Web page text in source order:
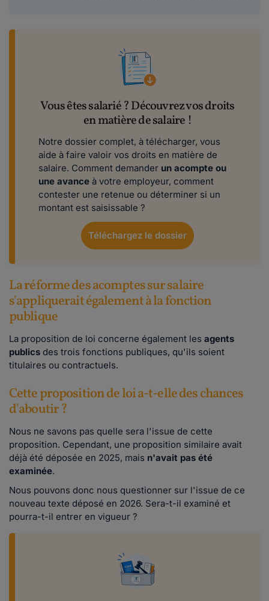
Vous êtes salarié ? Découvrez vos droits
en matière de salaire !
Notre dossier complet, à télécharger, vous
aide à faire valoir vos droits en matière de
salaire. Comment demander un acompte ou
une avance à votre employeur, comment
contester une retenue ou déterminer si un
montant est saisissable ?
Téléchargez le dossier
La réforme des acomptes sur salaire
s'appliquerait également à la fonction
publique
La proposition de loi concerne également les agents
publics des trois fonctions publiques, qu'ils soient
titulaires ou contractuels.
Cette proposition de loi a-t-elle des chances
d'aboutir ?
Nous ne savons pas quelle sera l'issue de cette
proposition. Cependant, une proposition similaire avait
déjà été déposée en 2025, mais n'avait pas été
examinée.
Nous pouvons donc nous questionner sur l'issue de ce
nouveau texte déposé en 2026. Sera-t-il examiné et
pourra-t-il entrer en vigueur ?